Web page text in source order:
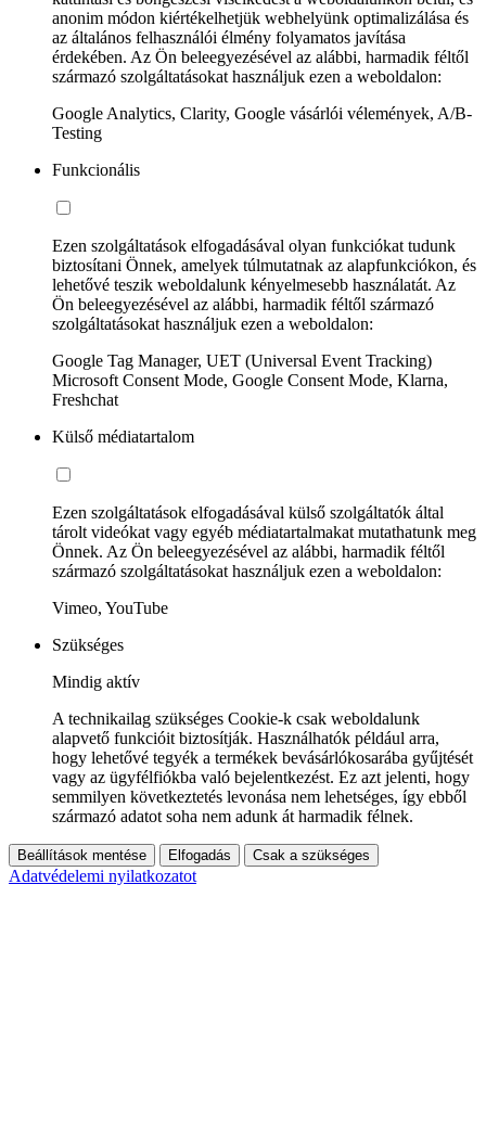
anonim módon kiértékelhetjük webhelyünk optimalizálása és
az általános felhasználói élmény folyamatos javítása
érdekében. Az Ön beleegyezésével az alábbi, harmadik féltől
származó szolgáltatásokat használjuk ezen a weboldalon:
Google Analytics, Clarity, Google vásárlói vélemények, A/B-
Testing
Funkcionális
Ezen szolgáltatások elfogadásával olyan funkciókat tudunk
biztosítani Önnek, amelyek túlmutatnak az alapfunkciókon, és
lehetővé teszik weboldalunk kényelmesebb használatát. Az
Ön beleegyezésével az alábbi, harmadik féltől származó
szolgáltatásokat használjuk ezen a weboldalon:
Google Tag Manager, UET (Universal Event Tracking)
Microsoft Consent Mode, Google Consent Mode, Klarna,
Freshchat
Külső médiatartalom
Ezen szolgáltatások elfogadásával külső szolgáltatók által
tárolt videókat vagy egyéb médiatartalmakat mutathatunk meg
Önnek. Az Ön beleegyezésével az alábbi, harmadik féltől
származó szolgáltatásokat használjuk ezen a weboldalon:
Vimeo, YouTube
Szükséges
Mindig aktív
A technikailag szükséges Cookie-k csak weboldalunk
alapvető funkcióit biztosítják. Használhatók például arra,
hogy lehetővé tegyék a termékek bevásárlókosarába gyűjtését
vagy az ügyfélfiókba való bejelentkezést. Ez azt jelenti, hogy
semmilyen következtetés levonása nem lehetséges, így ebből
származó adatot soha nem adunk át harmadik félnek.
Beállítások mentése Elfogadás Csak a szükséges
Adatvédelemi nyilatkozatot